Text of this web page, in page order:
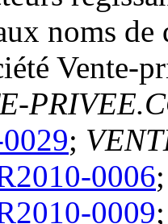
noms de
Vente-
;
0006
0009